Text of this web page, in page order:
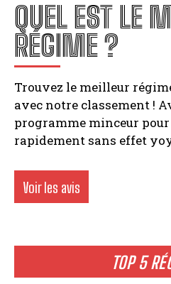
QUEL EST LE
RÉGIME ?
Trouvez le meilleur
avec notre classement !
programme minceur
rapidement sans effet
Voir les avis
TOP 5